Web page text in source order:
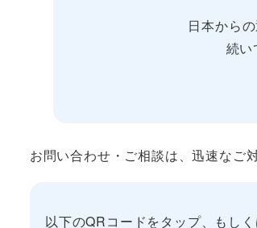
日本から
続い
お問い合わせ・ご相談は、迅速なご
以下のQRコードをタップ、もし